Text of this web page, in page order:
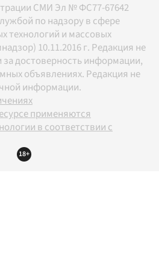
СМИ Эл № ФС77-67642
по надзору в сфере
технологий и массовых
10.11.2016 г. Редакция не
за достоверность информации,
объявлениях. Редакция не
информации.
применяются
в соответствии с
18+